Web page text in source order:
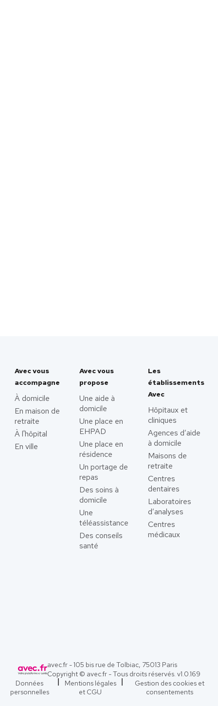
Avec vous
accompagne
À domicile
En maison de
retraite
À l'hôpital
En ville
Avec vous
propose
Une aide à
domicile
Une place en
EHPAD
Une place en
résidence
Un portage de
repas
Des soins à
domicile
Une
téléassistance
Des conseils
santé
Les
établissements
Avec
Hôpitaux et
cliniques
Agences d’aide
à domicile
Maisons de
retraite
Centres
dentaires
Laboratoires
d’analyses
Centres
médicaux
avec.fr - 105 bis rue de Tolbiac, 75013 Paris
Copyright © avec.fr - Tous droits réservés. v1.0.169
Données
personnelles
Mentions légales
et CGU
Gestion des cookies et
consentements